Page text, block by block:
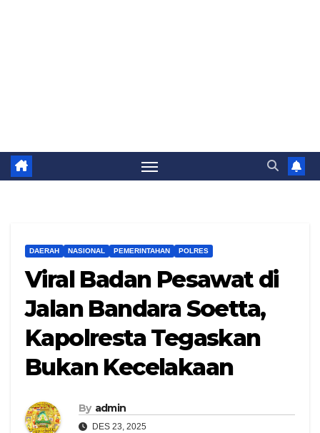
DAERAH NASIONAL PEMERINTAHAN POLRES
Viral Badan Pesawat di
Jalan Bandara Soetta,
Kapolresta Tegaskan
Bukan Kecelakaan
By admin
DES 23, 2025